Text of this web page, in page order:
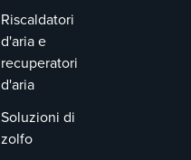
Riscaldatori
d'aria e
recuperatori
d'aria
Soluzioni di
zolfo